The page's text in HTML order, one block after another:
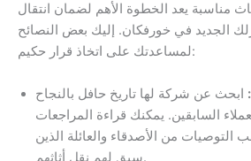
مناسبة يعد الخطوة الأهم لضمان انتقال
الجديد في خورفكان. إليك بعض النصائح
لمساعدتك على اتخاذ قرار حكيم:
ابحث عن شركة لها تاريخ حافل بالنجاح
السابقين. يمكنك قراءة المراجعات
التوصيات من الأصدقاء والعائلة الذين
سبق لهم نقل أثاثهم.